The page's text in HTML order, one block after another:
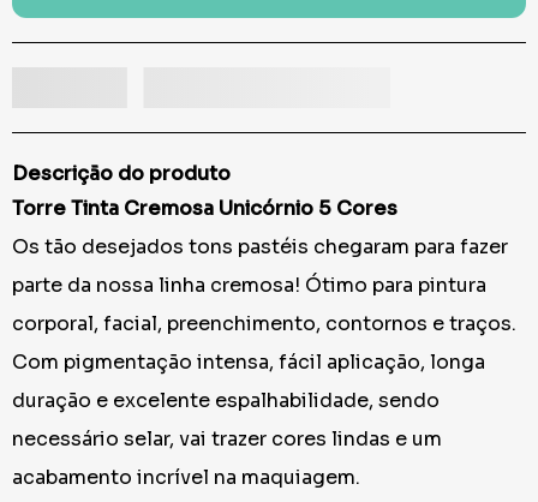
Descrição do produto
Torre Tinta Cremosa Unicórnio 5 Cores
Os tão desejados tons pastéis chegaram para fazer
parte da nossa linha cremosa! Ótimo para pintura
corporal, facial, preenchimento, contornos e traços.
Com pigmentação intensa, fácil aplicação, longa
duração e excelente espalhabilidade, sendo
necessário selar, vai trazer cores lindas e um
acabamento incrível na maquiagem.